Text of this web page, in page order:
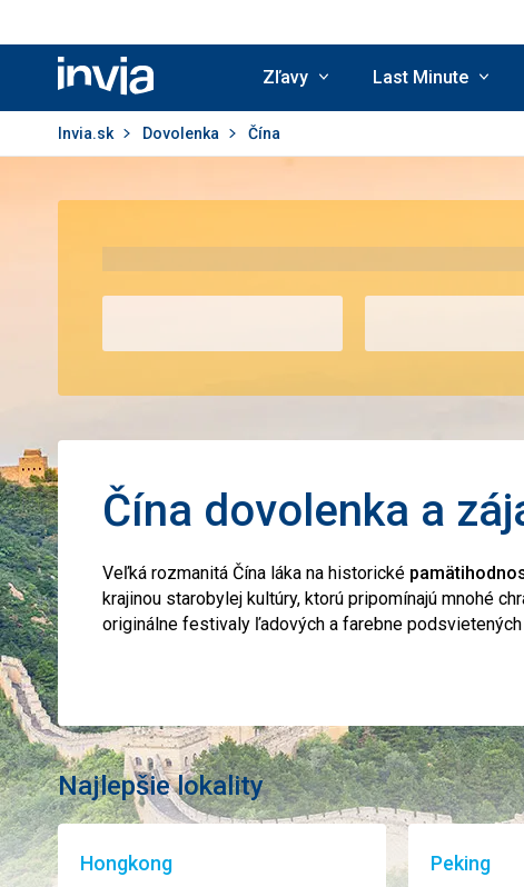
Invia.sk
Zľavy Last Minute
Invia.sk Dovolenka Čína
Čína dovolenka a
Veľká rozmanitá Čína láka na historické
krajinou starobylej kultúry, ktorú pripomínajú mnohé
originálne festivaly ľadových a farebne
Najlepšie lokality
Hongkong Peking